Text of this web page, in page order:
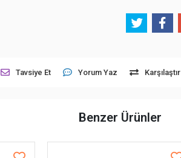
Tavsiye Et Yorum Yaz Karşılaştır
Benzer Ürünler